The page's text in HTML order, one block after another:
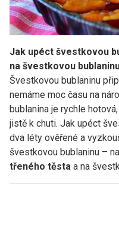
Jak upéct švestkovou
na švestkovou
Švestkovou bublaninu
nemáme moc času na
bublanina je rychle
jistě k chuti. Jak upéct
dva léty ověřené a
švestkovou bublaninu –
třeného těsta a na